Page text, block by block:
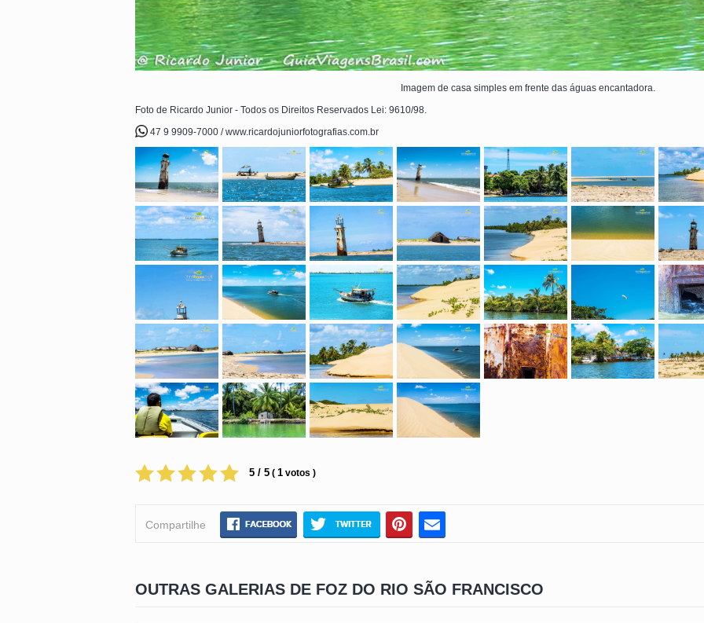
Imagem de casa simples em frente das águas encantadora.
Foto de Ricardo Junior - Todos os Direitos Reservados Lei: 9610/98.
47 9 9909-7000 / www.ricardojuniorfotografias.com.br
5 / 5 ( 1 votos )
Compartilhe
OUTRAS GALERIAS DE FOZ DO RIO SÃO FRANCISCO